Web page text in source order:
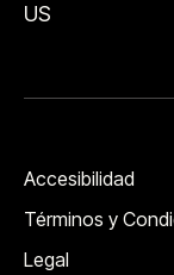
US
Accesibilidad
Términos y
Legal